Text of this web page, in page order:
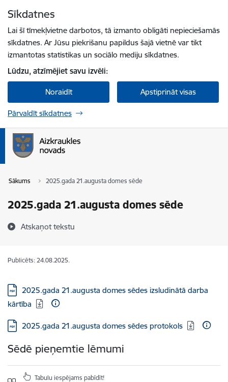
Sīkdatnes
Lai šī tīmekļvietne darbotos, tā izmanto obligāti nepieciešamās
sīkdatnes. Ar Jūsu piekrišanu papildus šajā vietnē var tikt
izmantotas statistikas un sociālo mediju sīkdatnes.
Lūdzu, atzīmējiet savu izvēli:
Noraidīt Apstiprināt visas
Pārvaldīt sīkdatnes
Sākums 2025.gada 21.augusta domes sēde
2025.gada 21.augusta domes sēde
Atskaņot tekstu
Publicēts: 24.08.2025.
Lejupielādēt:
2025.gada 21.augusta domes sēdes izsludinātā darba
kārtība
Lejupielādēt:
2025.gada 21.augusta domes sēdes protokols
Sēdē pieņemtie lēmumi
Tabulu iespējams pabīdīt!